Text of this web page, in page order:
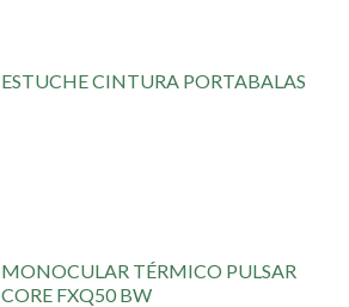
ESTUCHE CINTURA PORTABALAS
MONOCULAR TÉRMICO PULSAR
CORE FXQ50 BW